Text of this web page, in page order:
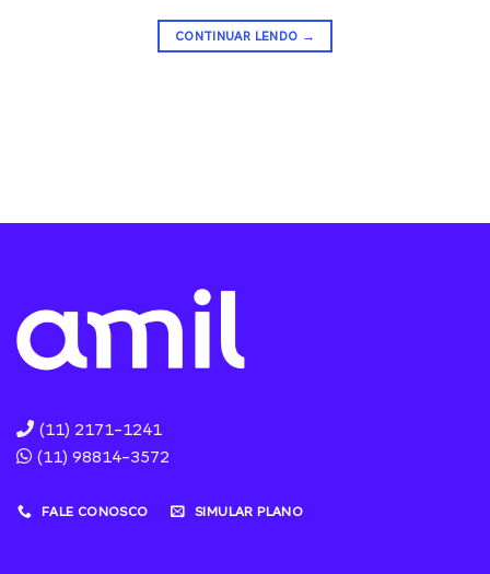
CONTINUAR LENDO →
(11) 2171-1241
(11) 98814-3572
FALE CONOSCO SIMULAR PLANO